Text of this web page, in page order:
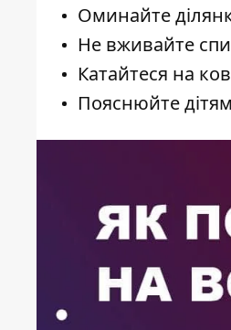
Оминайте
Не вживайте
Катайтеся на
Пояснюйте